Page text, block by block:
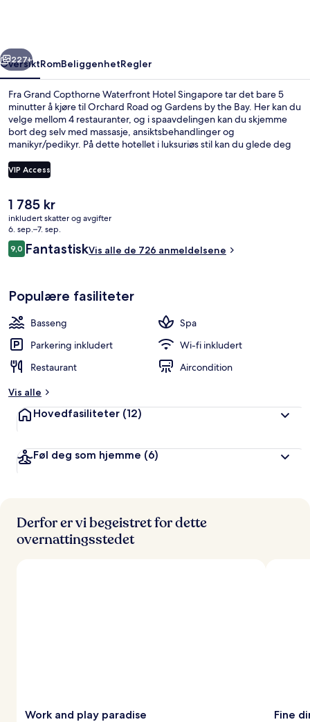
Neste
227+
OversiktRomBeliggenhetRegler
Fra Grand Copthorne Waterfront Hotel Singapore tar det bare 5
minutter å kjøre til Orchard Road og Gardens by the Bay. Her kan du
velge mellom 4 restauranter, og i spaavdelingen kan du skjemme
bort deg selv med massasje, ansiktsbehandlinger og
manikyr/pedikyr. På dette hotellet i luksuriøs stil kan du glede deg
snackbar/delikatesseforretning. Andre reisende liker den vennlige
betjeningen og overnattingsstedets forfatning. Det er ikke langt å
gå til Havelock T-banestasjon og 13 minutter å gå til Great World
stasjon.
VIP Access
Den
nåværende
prisen
er
1 785 kr
1 785 kr
inkludert skatter og avgifter
6. sep.–7. sep.
Anmeldelser
9,09,0 av 10 –
FantastiskVis alle de 726 anmeldelsene
Populære fasiliteter
Basseng
Spa
Parkering inkludert
Wi-fi inkludert
Restaurant
Aircondition
Vis alle
Hovedfasiliteter (12)
Føl deg som hjemme (6)
Derfor er vi begeistret for dette
overnattingsstedet
Work and play paradise Fine